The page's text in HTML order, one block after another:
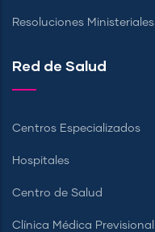
Resoluciones Ministeriales
Red de Salud
Centros Especializados
Hospitales
Centro de Salud
Clínica Médica Previsional